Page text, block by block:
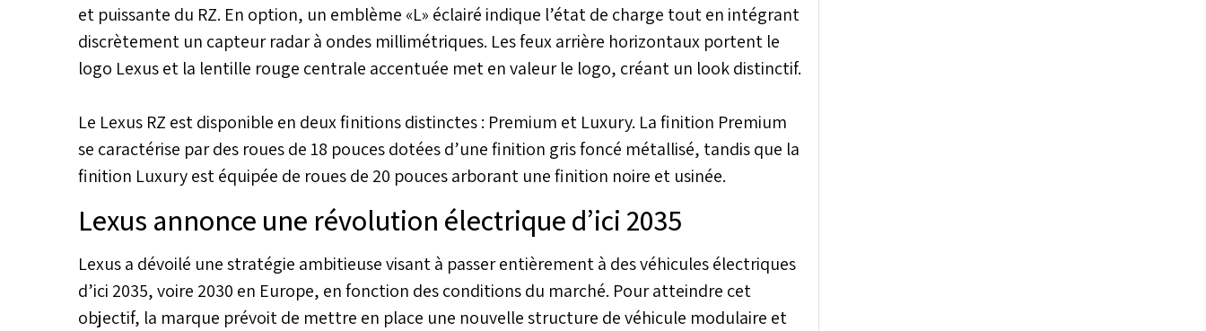
et puissante du RZ. En option, un emblème «L» éclairé indique l’état de charge tout en intégrant
discrètement un capteur radar à ondes millimétriques. Les feux arrière horizontaux portent le
logo Lexus et la lentille rouge centrale accentuée met en valeur le logo, créant un look distinctif.
Le Lexus RZ est disponible en deux finitions distinctes : Premium et Luxury. La finition Premium
se caractérise par des roues de 18 pouces dotées d’une finition gris foncé métallisé, tandis que la
finition Luxury est équipée de roues de 20 pouces arborant une finition noire et usinée.
Lexus annonce une révolution électrique d’ici 2035
Lexus a dévoilé une stratégie ambitieuse visant à passer entièrement à des véhicules électriques
d’ici 2035, voire 2030 en Europe, en fonction des conditions du marché. Pour atteindre cet
objectif, la marque prévoit de mettre en place une nouvelle structure de véhicule modulaire et